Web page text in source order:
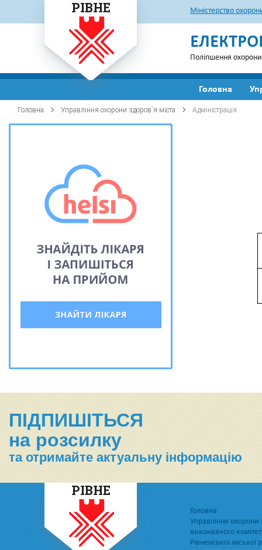
РІВНЕ Міністерство
Поліпшення
Головна
Головна Управління охорони здоров`я міста Адміністрація
ПІДПИШІТЬСЯ
на розсилку
та отримайте актуальну інформацію
РІВНЕ
Головна
Управління охорони
виконавчого
Рівненської міської